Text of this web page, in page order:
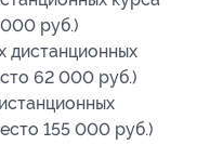
руб.)
дистанционных
62 000 руб.)
155 000 руб.)